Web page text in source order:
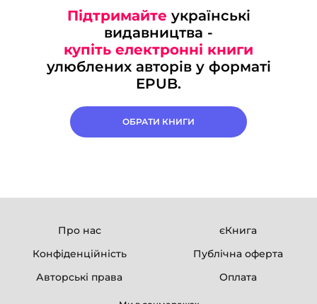
Підтримайте українські
видавництва -
купіть електронні книги
улюблених авторів у форматі
EPUB.
ОБРАТИ КНИГИ
Про нас
єКнига
Конфіденційність
Публічна оферта
Авторські права
Оплата